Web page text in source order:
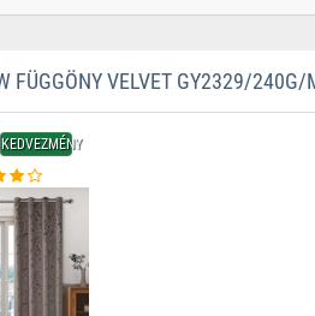
FÜGGÖNY VELVET GY2329/
KEDVEZMÉNY